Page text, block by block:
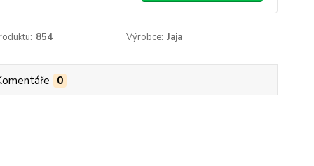
854 Výrobce: Jaja
0